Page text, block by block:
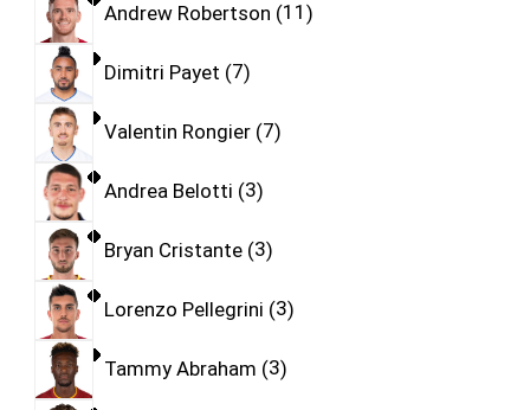
Andrew Robertson 11
Dimitri Payet 7
Valentin Rongier 7
Andrea Belotti 3
Bryan Cristante 3
Lorenzo Pellegrini 3
Tammy Abraham 3